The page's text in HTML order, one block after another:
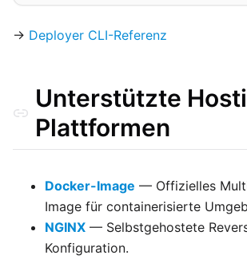
→ Deployer CLI-Referenz
Unterstützte
Plattformen
Docker-Image — Offizielles
Image für containerisierte
NGINX — Selbstgehostete
Konfiguration.